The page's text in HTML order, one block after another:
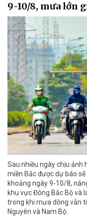
9-10/8, mưa lớn
Sau nhiều ngày chịu ảnh
miền Bắc được dự báo
khoảng ngày 9-10/8,
khu vực Đông Bắc Bộ và
trong khi mưa dông vẫn
Nguyên và Nam Bộ.